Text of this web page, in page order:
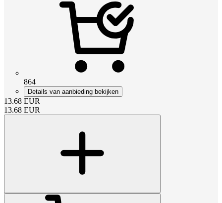
864
Details van aanbieding bekijken
13.68 EUR
13.68 EUR